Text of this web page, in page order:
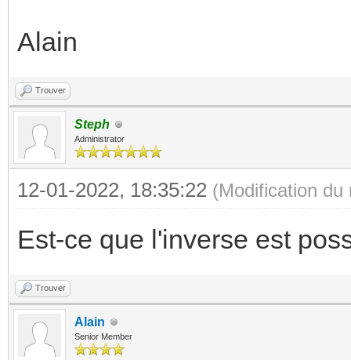
Alain
Trouver
Steph
Administrator
12-01-2022, 18:35:22 (Modification
Est-ce que l'inverse est
Trouver
Alain
Senior Member